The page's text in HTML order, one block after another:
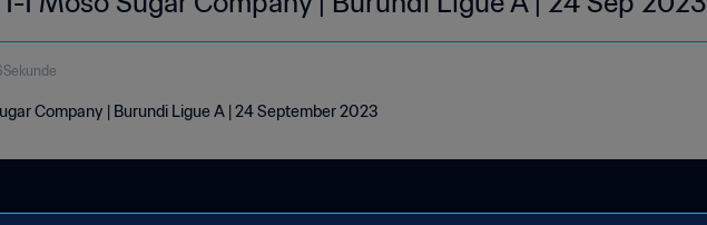
Company | Burundi Ligue A | 24 September 2023